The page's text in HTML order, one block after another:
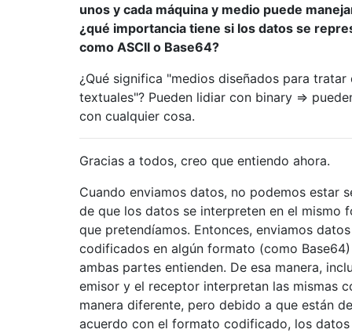
unos y cada máquina y medio puede
¿qué importancia tiene si los datos se
como ASCII o Base64?
¿Qué significa "medios diseñados para tratar
textuales"? Pueden lidiar con binary =>
con cualquier cosa.
Gracias a todos, creo que entiendo ahora.
Cuando enviamos datos, no podemos estar
de que los datos se interpreten en el mismo
que pretendíamos. Entonces, enviamos datos
codificados en algún formato (como
ambas partes entienden. De esa manera,
emisor y el receptor interpretan las mismas
manera diferente, pero debido a que están de
acuerdo con el formato codificado, los datos